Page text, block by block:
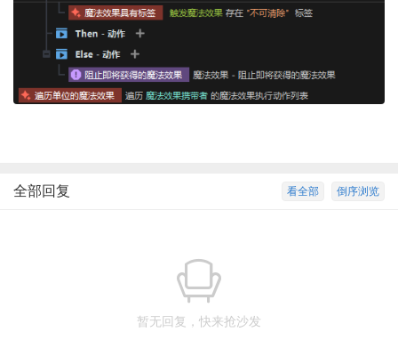
倒序浏览
看全部
全部回复
暂无回复，快来抢沙发